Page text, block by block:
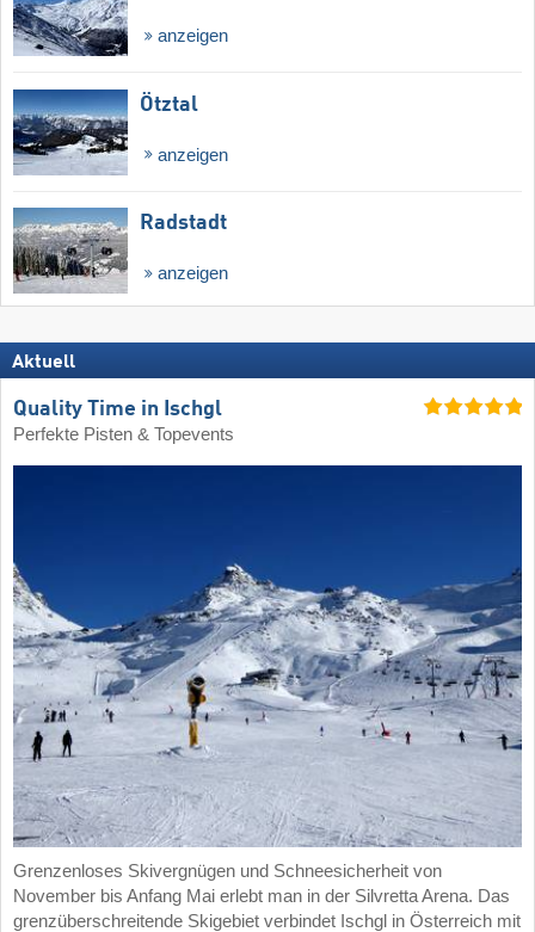
anzeigen
Ötztal
anzeigen
Radstadt
anzeigen
Aktuell
Quality Time in Ischgl
Perfekte Pisten & Topevents
Grenzenloses Skivergnügen und Schneesicherheit von
November bis Anfang Mai erlebt man in der Silvretta Arena. Das
grenzüberschreitende Skigebiet verbindet Ischgl in Österreich mit